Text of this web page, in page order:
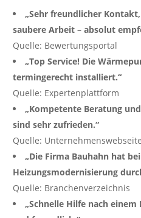
„Sehr freundlicher
saubere Arbeit – absolut
Quelle: Bewertungsportal
„Top Service! Die
termingerecht installiert.“
Quelle: Expertenplattform
„Kompetente Beratung
sind sehr zufrieden.“
Quelle: Unternehmenswebseite
„Die Firma Bauhahn hat
Heizungsmodernisierung
Quelle: Branchenverzeichnis
„Schnelle Hilfe nach